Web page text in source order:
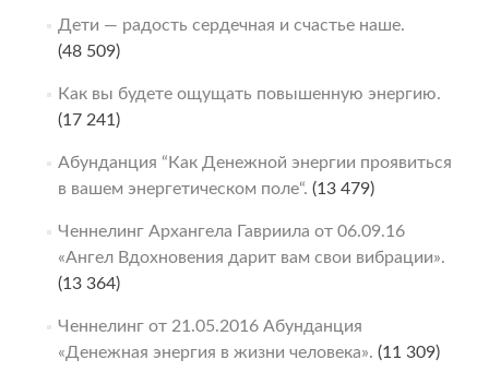
Дети — радость сердечная и счастье наше.
(48 509)
Как вы будете ощущать повышенную энергию.
(17 241)
Абунданция “Как Денежной энергии проявиться
в вашем энергетическом поле“. (13 479)
Ченнелинг Архангела Гавриила от 06.09.16
«Ангел Вдохновения дарит вам свои вибрации».
(13 364)
Ченнелинг от 21.05.2016 Абунданция
«Денежная энергия в жизни человека». (11 309)